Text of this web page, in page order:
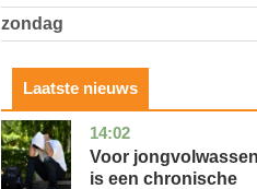
zondag
Laatste nieuws
14:02
utrecht
gezondheid
Voor
is een chronische